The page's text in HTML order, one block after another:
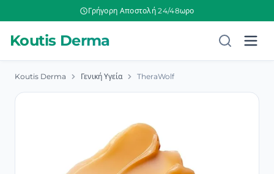
Γρήγορη Αποστολή 24/48ωρο
Koutis Derma
Koutis Derma Γενική Υγεία TheraWolf